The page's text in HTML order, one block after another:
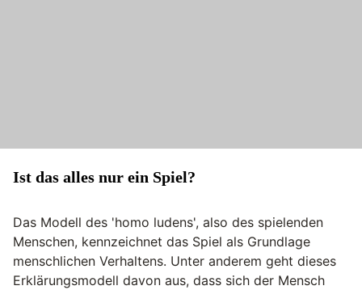
Ist das alles nur ein Spiel?
Das Modell des 'homo ludens', also des spielenden
Menschen, kennzeichnet das Spiel als Grundlage
menschlichen Verhaltens. Unter anderem geht dieses
Erklärungsmodell davon aus, dass sich der Mensch